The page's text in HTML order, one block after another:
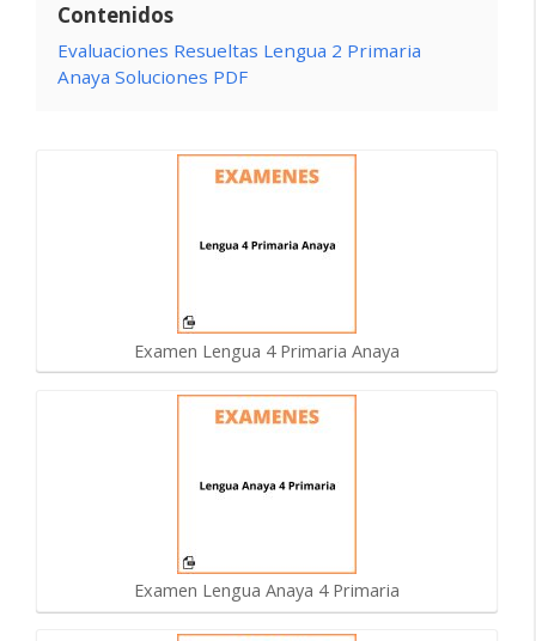
Contenidos
Evaluaciones Resueltas Lengua 2 Primaria
Anaya Soluciones PDF
Examen Lengua 4 Primaria Anaya
Examen Lengua Anaya 4 Primaria